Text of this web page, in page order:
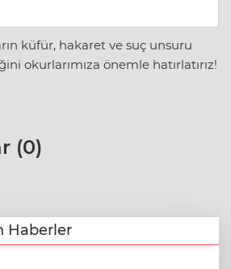
küfür, hakaret ve suç unsuru
okurlarımıza önemle hatırlatırız!
(0)
Haberler